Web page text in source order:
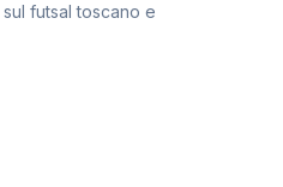
futsal toscano e